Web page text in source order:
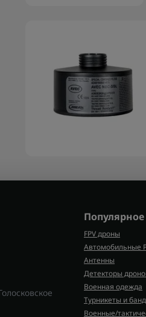
Популярное
FPV дроны
Автомобильные
Антенны
Детекторы
Военная одежда
Турникеты и
Военные/